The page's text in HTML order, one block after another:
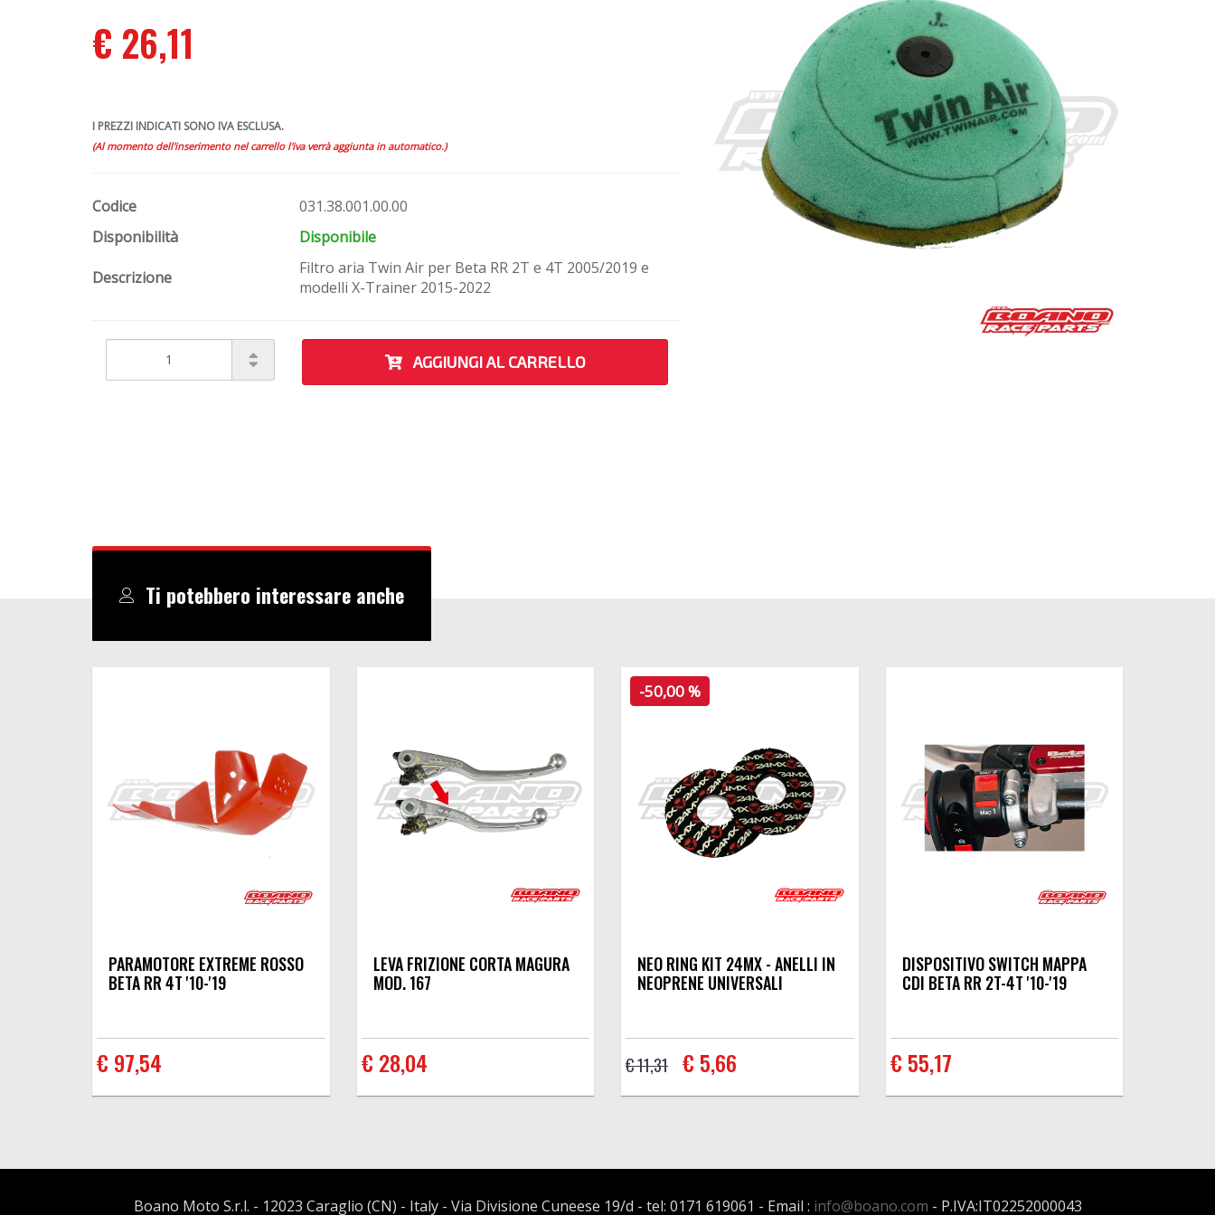
€ 26,11
I PREZZI INDICATI SONO IVA ESCLUSA.
(Al momento dell'inserimento nel carrello l'iva verrà aggiunta in automatico.)
Codice
031.38.001.00.00
Disponibilità
Disponibile
Descrizione
Filtro aria Twin Air per Beta RR 2T e 4T 2005/2019 e
modelli X-Trainer 2015-2022
AGGIUNGI AL CARRELLO
Ti potebbero interessare anche
PARAMOTORE EXTREME ROSSO
BETA RR 4T '10-'19
€ 97,54
LEVA FRIZIONE CORTA MAGURA
MOD. 167
€ 28,04
-50,00 %
NEO RING KIT 24MX - ANELLI IN
NEOPRENE UNIVERSALI
€ 11,31 € 5,66
DISPOSITIVO SWITCH MAPPA
CDI BETA RR 2T-4T '10-'19
€ 55,17
Boano Moto S.r.l. - 12023 Caraglio (CN) - Italy - Via Divisione Cuneese 19/d - tel: 0171 619061 - Email : info@boano.com - P.IVA:IT02252000043